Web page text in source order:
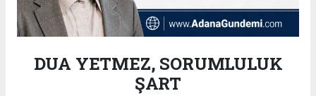
DUA YETMEZ, SORUMLULUK
ŞART